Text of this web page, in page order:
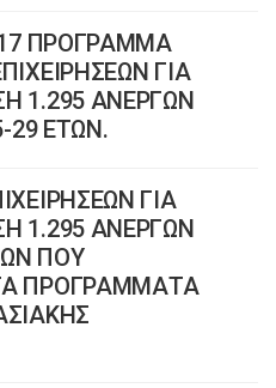
ΠΡΟΓΡΑΜΜΑ
ΓΙΑ
1.295 ΑΝΕΡΓΩΝ
29 ΕΤΩΝ.
ΓΙΑ
1.295 ΑΝΕΡΓΩΝ
ΠΟΥ
ΠΡΟΓΡΑΜΜΑΤΑ